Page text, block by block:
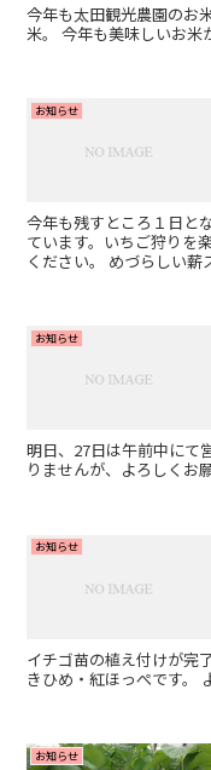
今年も太田観光農園のお
米。 今年も美味しいお米
お知らせ
今年も残すところ１日と
ています。いちご狩りを
ください。 めづらしい
お知らせ
明日、27日は午前中にて
りませんが、よろしくお
お知らせ
イチゴ苗の植え付けが完
きひめ・紅ほっぺです。
お知らせ